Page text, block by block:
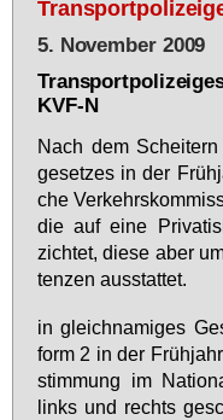
5. November 2009
KVF-N
Nach dem
ge­set­zes in der
che
die auf ei­ne
zich­tet, die­se aber
ten­zen aus­stat­tet.
in gleich­na­mi­ges
form 2 in der
stim­mung im
links und rechts